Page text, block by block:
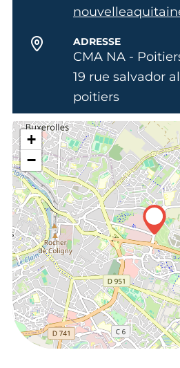
ADRESSE
CMA NA -
19 rue salvador
poitiers
+
−